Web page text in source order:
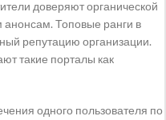
доверяют органической
Топовые ранги в
репутацию организации.
такие порталы как
одного пользователя по